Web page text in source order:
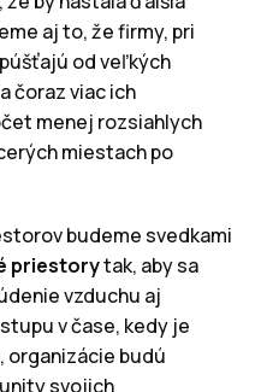
aj to, že firmy, pri
od veľkých
čoraz viac ich
menej rozsiahlych
miestach po
budeme svedkami
priestorytak, aby sa
vzduchu aj
v čase, kedy je
organizácie budú
svojich